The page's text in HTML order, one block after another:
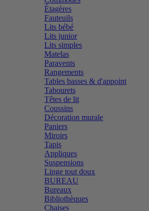
Étagères
Fauteuils
Lits bébé
Lits junior
Lits simples
Matelas
Paravents
Rangements
Tables basses & d'appoint
Tabourets
Têtes de lit
Coussins
Décoration murale
Paniers
Miroirs
Tapis
Appliques
Suspensions
Linge tout doux
BUREAU
Bureaux
Bibliothèques
Chaises